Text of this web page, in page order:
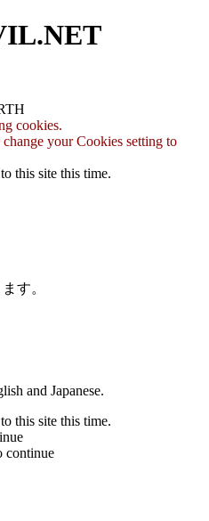
cookies.
your Cookies setting to
this site this time.
す。
and Japanese.
this site this time.
continue